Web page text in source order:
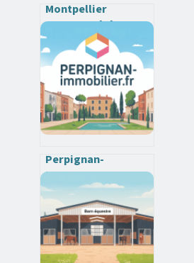
Montpellier
quartiers à éviter
en 2025 : carte,
conseils et nuances
Perpignan-
immobilier.fr :
comment tirer parti
du marché
immobilier de
perpignan